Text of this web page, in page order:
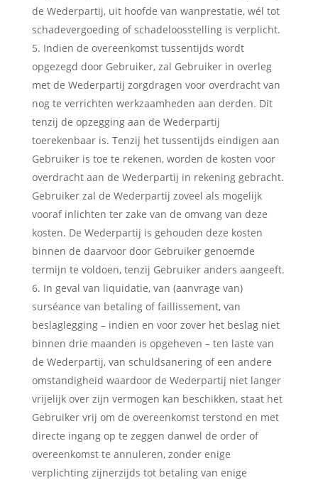
de Wederpartij, uit hoofde van wanprestatie, wél tot
schadevergoeding of schadeloosstelling is verplicht.
Indien de overeenkomst tussentijds wordt
opgezegd door Gebruiker, zal Gebruiker in overleg
met de Wederpartij zorgdragen voor overdracht van
nog te verrichten werkzaamheden aan derden. Dit
tenzij de opzegging aan de Wederpartij
toerekenbaar is. Tenzij het tussentijds eindigen aan
Gebruiker is toe te rekenen, worden de kosten voor
overdracht aan de Wederpartij in rekening gebracht.
Gebruiker zal de Wederpartij zoveel als mogelijk
vooraf inlichten ter zake van de omvang van deze
kosten. De Wederpartij is gehouden deze kosten
binnen de daarvoor door Gebruiker genoemde
termijn te voldoen, tenzij Gebruiker anders aangeeft.
In geval van liquidatie, van (aanvrage van)
surséance van betaling of faillissement, van
beslaglegging – indien en voor zover het beslag niet
binnen drie maanden is opgeheven – ten laste van
de Wederpartij, van schuldsanering of een andere
omstandigheid waardoor de Wederpartij niet langer
vrijelijk over zijn vermogen kan beschikken, staat het
Gebruiker vrij om de overeenkomst terstond en met
directe ingang op te zeggen danwel de order of
overeenkomst te annuleren, zonder enige
verplichting zijnerzijds tot betaling van enige